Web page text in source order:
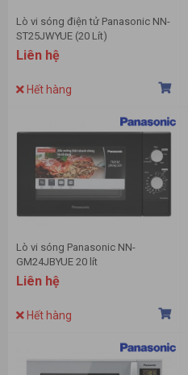
Lò vi sóng điện tử Panasonic NN-
ST25JWYUE (20 Lít)
Liên hệ
Hết hàng
Lò vi sóng Panasonic NN-
GM24JBYUE 20 lít
Liên hệ
Hết hàng